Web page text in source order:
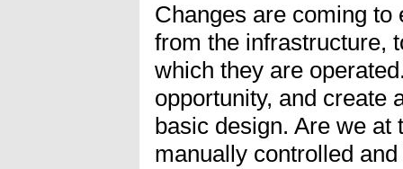
Changes are coming
from the infrastructure,
which they are
opportunity, and create
basic design. Are we at
manually controlled